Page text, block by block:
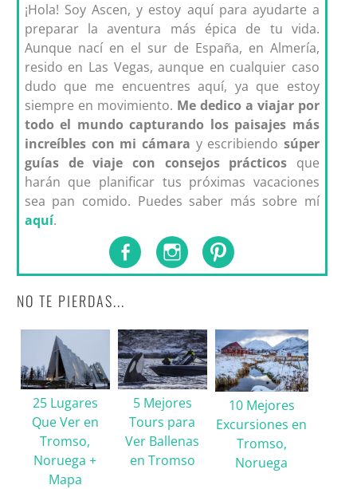
¡Hola! Soy Ascen, y estoy aquí para ayudarte a
preparar la aventura más épica de tu vida.
Aunque nací en el sur de España, en Almería,
resido en Las Vegas, aunque en cualquier caso
dudo que me encuentres aquí, ya que estoy
siempre en movimiento. Me dedico a viajar por
todo el mundo capturando los paisajes más
increíbles con mi cámara y escribiendo súper
guías de viaje con consejos prácticos que
harán que planificar tus próximas vacaciones
sea pan comido. Puedes saber más sobre mí
aquí.
NO TE PIERDAS...
25 Lugares
Que Ver en
Tromso,
Noruega +
Mapa
5 Mejores
Tours para
Ver Ballenas
en Tromso
10 Mejores
Excursiones en
Tromso,
Noruega